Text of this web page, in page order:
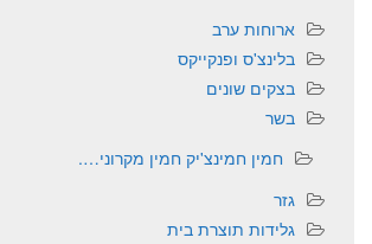
ארוחות ערב
בלינצ'ס ופנקייקס
בצקים שונים
בשר
חמין חמינצ'יק חמין מקרוני….
גזר
גלידות תוצרת בית